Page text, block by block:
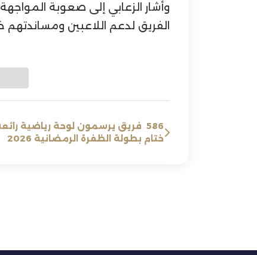
وأشار الزعابي إلى صعوبة
الفريق لدعم اللاعبين ومساندتهم
586 فريق يرسمون لوحة رياضية
ختام بطولة الظفرة الرمضانية 2026